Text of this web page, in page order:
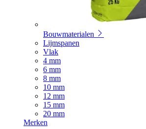
Bouwmaterialen
Lijmspanen
Vlak
4 mm
6 mm
8 mm
10 mm
12 mm
15 mm
20 mm
Merken